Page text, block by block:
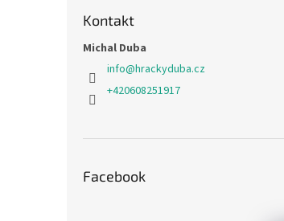
Kontakt
Michal Duba
info@hrackyduba.cz
+420608251917
Facebook